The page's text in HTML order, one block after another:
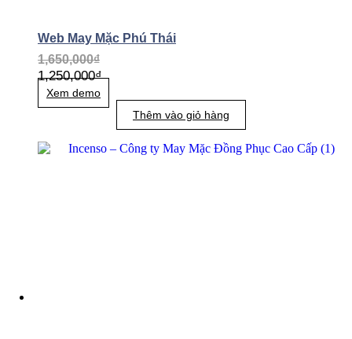
Web May Mặc Phú Thái
1,650,000₫
1,250,000₫
Xem demo
Thêm vào giỏ hàng